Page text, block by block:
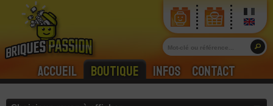
Accueil Boutique Infos Contact